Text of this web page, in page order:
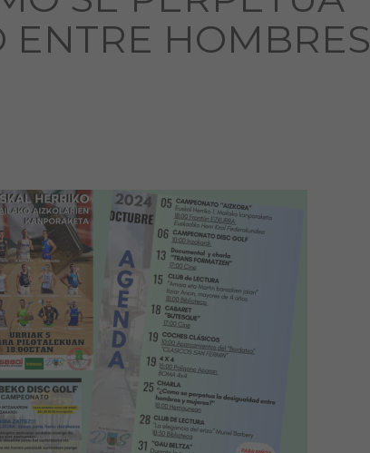
ENTRE HOMBRES